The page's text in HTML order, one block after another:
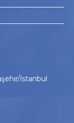
İstanbul